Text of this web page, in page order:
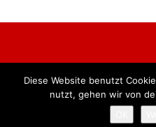
Alle Rechte vorbehalten.
Diese Website benutzt
nutzt, gehen wir von